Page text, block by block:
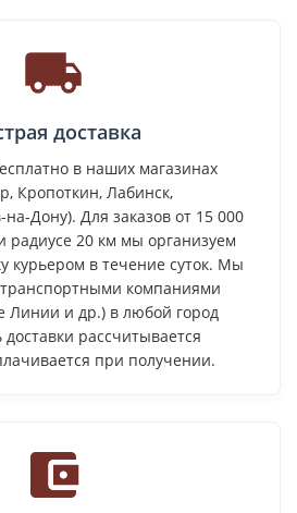
доставка
в наших магазинах
Кропоткин, Лабинск,
на-Дону). Для заказов от 15 000
радиусе 20 км мы организуем
курьером в течение суток. Мы
компаниями
Линии и др.) в любой город
рассчитывается
при получении.